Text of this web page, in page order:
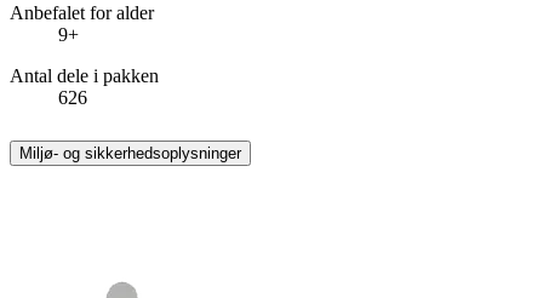
Anbefalet for alder
9+
Antal dele i pakken
626
Miljø- og sikkerhedsoplysninger